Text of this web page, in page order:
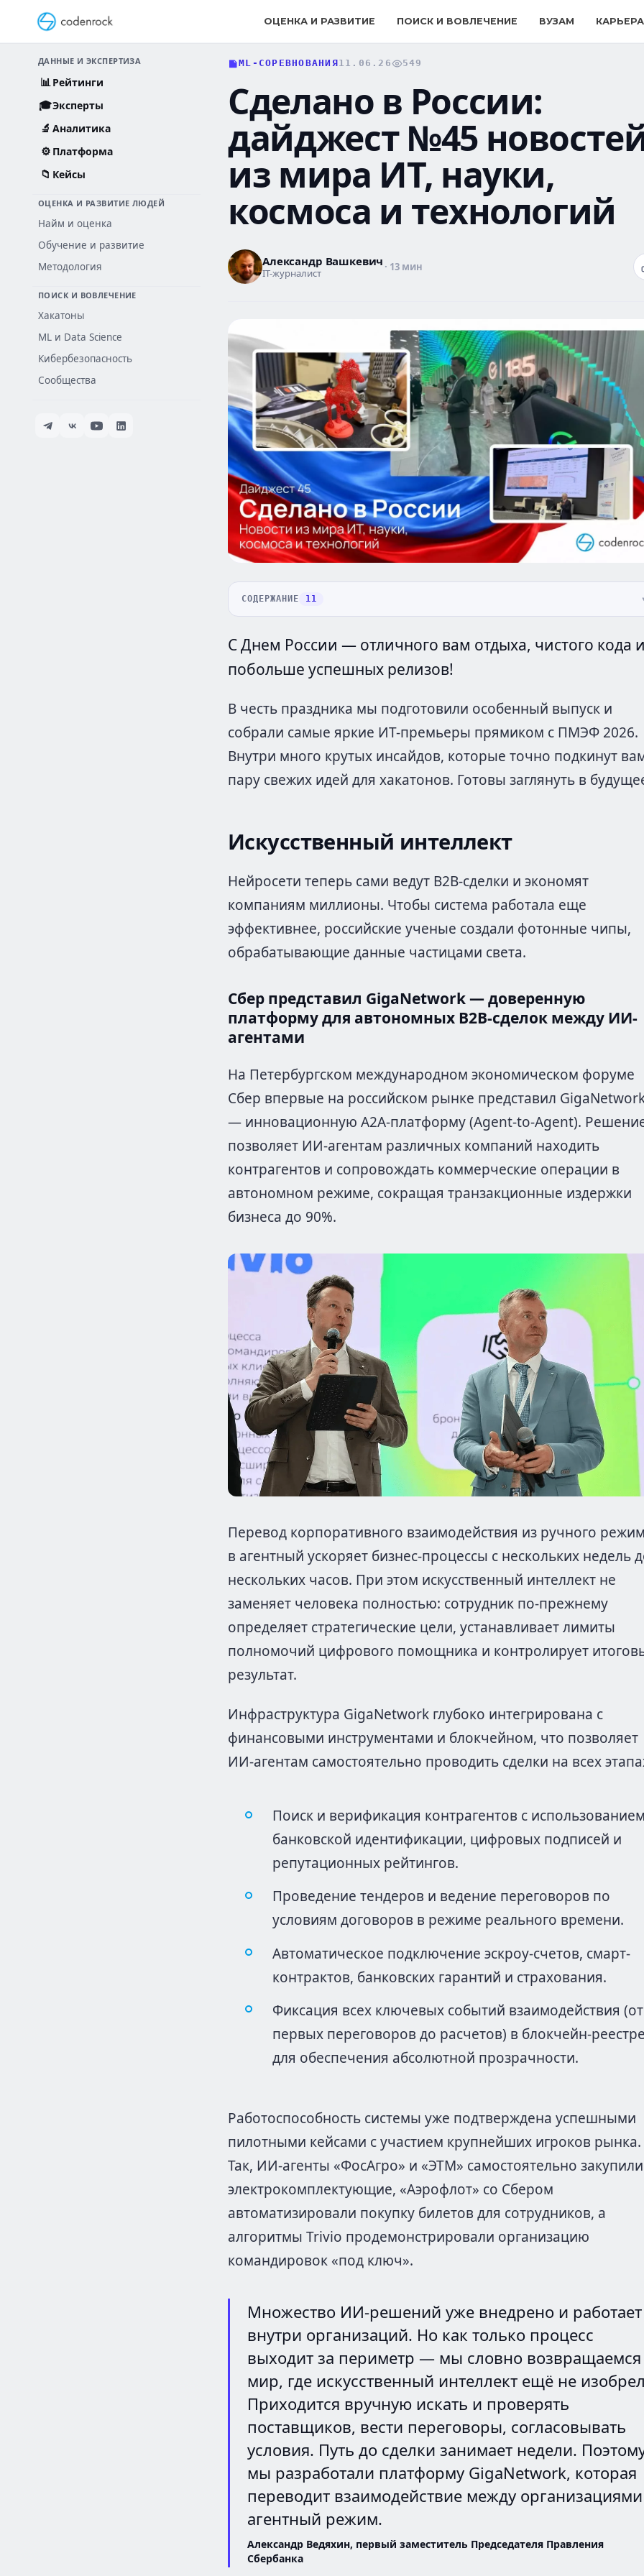
содержанию
ОЦЕНКА И РАЗВИТИЕ ПОИСК И ВОВЛЕЧЕНИЕ ВУЗАМ КАРЬЕРА
ДАННЫЕ И ЭКСПЕРТИЗА
📊Рейтинги
🎓Эксперты
🔬 Аналитика
⚙️ Платформа
📁 Кейсы
ОЦЕНКА И РАЗВИТИЕ ЛЮДЕЙ
Найм и оценка
Обучение и развитие
Методология
ПОИСК И ВОВЛЕЧЕНИЕ
Хакатоны
ML и Data Science
Кибербезопасность
Сообщества
ML-СОРЕВНОВАНИЯ11.06.26 549
Сделано в России:
дайджест №45
из мира ИТ, науки,
космоса и технологий
Александр Вашкевич
IT-журналист · 13 мин
СОДЕРЖАНИЕ 11
С Днем России — отличного вам отдыха, чистого кода
побольше успешных релизов!
В честь праздника мы подготовили особенный выпуск и
собрали самые яркие ИТ-премьеры прямиком с ПМЭФ 2026.
Внутри много крутых инсайдов, которые точно подкинут
пару свежих идей для хакатонов. Готовы заглянуть в
Искусственный интеллект
Нейросети теперь сами ведут B2B-сделки и экономят
компаниям миллионы. Чтобы система работала еще
эффективнее, российские ученые создали фотонные чипы,
обрабатывающие данные частицами света.
Сбер представил GigaNetwork — доверенную
платформу для автономных B2B-сделок между ИИ-
агентами
На Петербургском международном экономическом форуме
Сбер впервые на российском рынке представил
— инновационную A2A-платформу (Agent-to-Agent).
позволяет ИИ-агентам различных компаний находить
контрагентов и сопровождать коммерческие операции в
автономном режиме, сокращая транзакционные издержки
бизнеса до 90%.
Перевод корпоративного взаимодействия из ручного
в агентный ускоряет бизнес-процессы с нескольких недель
нескольких часов. При этом искусственный интеллект не
заменяет человека полностью: сотрудник по-прежнему
определяет стратегические цели, устанавливает лимиты
полномочий цифрового помощника и контролирует
результат.
Инфраструктура GigaNetwork глубоко интегрирована с
финансовыми инструментами и блокчейном, что позволяет
ИИ-агентам самостоятельно проводить сделки на всех
Поиск и верификация контрагентов с
банковской идентификации, цифровых подписей и
репутационных рейтингов.
Проведение тендеров и ведение переговоров по
условиям договоров в режиме реального времени.
Автоматическое подключение эскроу-счетов, смарт-
контрактов, банковских гарантий и страхования.
Фиксация всех ключевых событий взаимодействия (от
первых переговоров до расчетов) в блокчейн-
для обеспечения абсолютной прозрачности.
Работоспособность системы уже подтверждена успешными
пилотными кейсами с участием крупнейших игроков рынка.
Так, ИИ-агенты «ФосАгро» и «ЭТМ» самостоятельно закупили
электрокомплектующие, «Аэрофлот» со Сбером
автоматизировали покупку билетов для сотрудников, а
алгоритмы Trivio продемонстрировали организацию
командировок «под ключ».
Множество ИИ-решений уже внедрено и работает
внутри организаций. Но как только процесс
выходит за периметр — мы словно
мир, где искусственный интеллект ещё не
Приходится вручную искать и проверять
поставщиков, вести переговоры, согласовывать
условия. Путь до сделки занимает недели.
мы разработали платформу GigaNetwork, которая
переводит взаимодействие между
агентный режим.
Александр Ведяхин, первый заместитель Председателя Правления
Сбербанка